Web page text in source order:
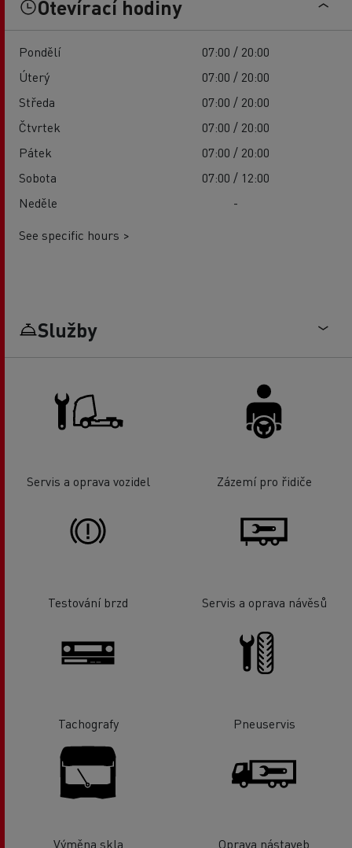
Otevírací hodiny
Pondělí
07:00 / 20:00
Úterý
07:00 / 20:00
Středa
07:00 / 20:00
Čtvrtek
07:00 / 20:00
Pátek
07:00 / 20:00
Sobota
07:00 / 12:00
Neděle
-
See specific hours >
Služby
Servis a oprava vozidel Zázemí pro řidiče
Testování brzd Servis a oprava návěsů
Tachografy Pneuservis
Výměna skla Oprava nástaveb